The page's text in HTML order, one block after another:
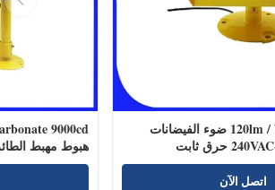
120lm / W Heliport LED ضوء الفيضانات
اتصل الآن
هبوط مهبط